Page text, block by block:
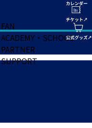
FAN
ACADEMY・SCHOOL
PARTNER
SUPPORT